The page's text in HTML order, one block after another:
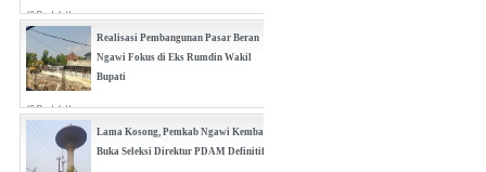
(0 Reply(s))
Realisasi Pembangunan Pasar Beran
Ngawi Fokus di Eks Rumdin Wakil
Bupati
(0 Reply(s))
Lama Kosong, Pemkab Ngawi Kembali
Buka Seleksi Direktur PDAM Definitif